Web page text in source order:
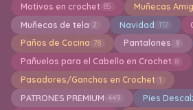
Motivos en crochet 85 Muñecas
Muñecas de tela 2 Navidad 112
Paños de Cocina 78 Pantalones 9
Pañuelos para el Cabello en Crochet 8
Pasadores/Ganchos en Crochet 1
PATRONES PREMIUM 449 Pies